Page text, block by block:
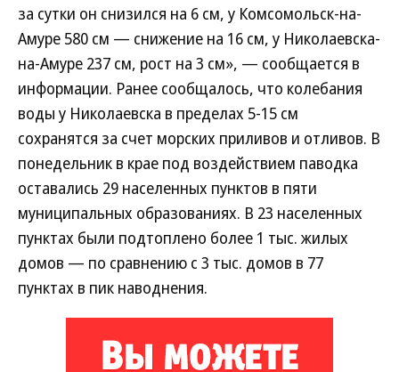
за сутки он снизился на 6 см, у Комсомольск-на-
Амуре 580 см — снижение на 16 см, у Николаевска-
на-Амуре 237 см, рост на 3 см», — сообщается в
информации. Ранее сообщалось, что колебания
воды у Николаевска в пределах 5-15 см
сохранятся за счет морских приливов и отливов. В
понедельник в крае под воздействием паводка
оставались 29 населенных пунктов в пяти
муниципальных образованиях. В 23 населенных
пунктах были подтоплено более 1 тыс. жилых
домов — по сравнению с 3 тыс. домов в 77
пунктах в пик наводнения.